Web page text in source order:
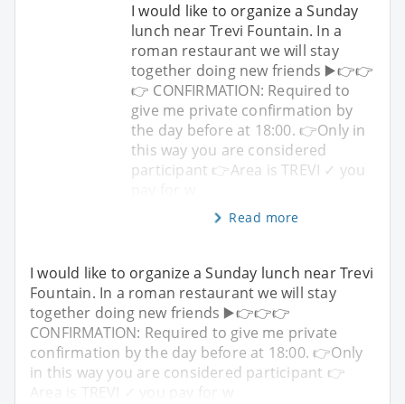
I would like to organize a Sunday
lunch near Trevi Fountain. In a
roman restaurant we will stay
together doing new friends ▶️👉👉
👉 CONFIRMATION: Required to
give me private confirmation by
the day before at 18:00. 👉Only in
this way you are considered
participant 👉Area is TREVI ✓ you
Read more
I would like to organize a Sunday lunch near Trevi
Fountain. In a roman restaurant we will stay
together doing new friends ▶️👉👉👉
CONFIRMATION: Required to give me private
confirmation by the day before at 18:00. 👉Only
in this way you are considered participant 👉
Area is TREVI ✓ you pay for w